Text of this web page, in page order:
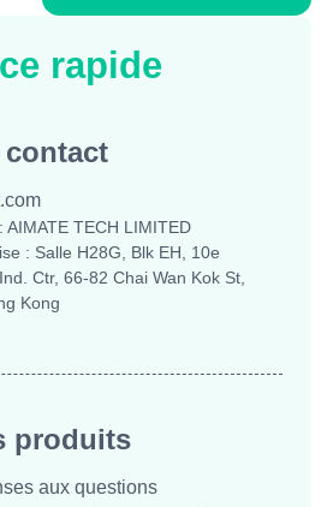
rapide
TECH LIMITED
: Salle H28G, Blk EH, 10e
Ctr, 66-82 Chai Wan Kok St,
Kong
produits
aux questions